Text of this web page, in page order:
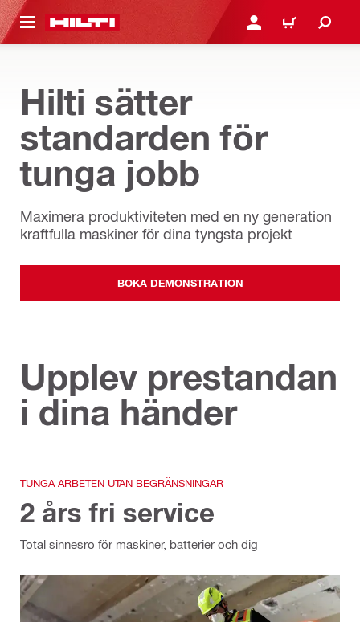
GÅ TILL HUVUDSIDAN LOGGA IN ELLER
VARUKORG
Hilti sätter
standarden för
tunga jobb
Maximera produktiviteten med en ny generation
kraftfulla maskiner för dina tyngsta projekt
BOKA DEMONSTRATION
Upplev prestandan
i dina händer
TUNGA ARBETEN UTAN BEGRÄNSNINGAR
2 års fri service
Total sinnesro för maskiner, batterier och dig